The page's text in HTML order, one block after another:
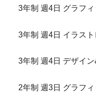
3年制 週4日 グラフ
3年制 週4日 イラス
3年制 週4日 デザイ
2年制 週3日 グラフ